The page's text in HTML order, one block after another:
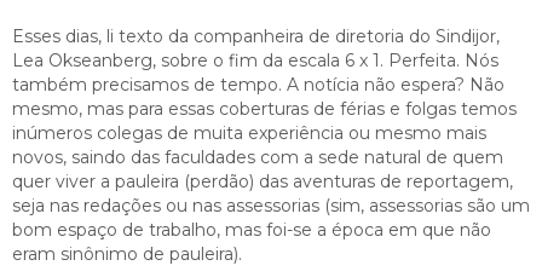
Esses dias, li texto da companheira de diretoria do Sindijor,
Lea Okseanberg, sobre o fim da escala 6 x 1. Perfeita. Nós
também precisamos de tempo. A notícia não espera? Não
mesmo, mas para essas coberturas de férias e folgas temos
inúmeros colegas de muita experiência ou mesmo mais
novos, saindo das faculdades com a sede natural de quem
quer viver a pauleira (perdão) das aventuras de reportagem,
seja nas redações ou nas assessorias (sim, assessorias são um
bom espaço de trabalho, mas foi-se a época em que não
eram sinônimo de pauleira).